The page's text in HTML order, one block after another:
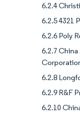
6.2.4
6.2.5 4321
6.2.6 Poly
6.2.7
6.2.8
6.2.9 R&F
6.2.10